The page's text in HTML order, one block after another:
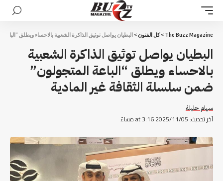
The Buzz Magazine
> كل الفنون> البطيان يواصل توثيق الذاكرة الشعبية بالاحساء ويطلق
البطيان يواصل توثيق الذاكرة الشعبية
بالاحساء ويطلق “الباعة المتجولون”
ضمن سلسلة الثقافة غير المادية
آخر تحديث: 2025/11/05 at 3:16 مساءً
سهام حليلة